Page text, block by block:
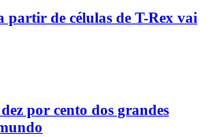
partir de células de T-Rex vai
por cento dos grandes